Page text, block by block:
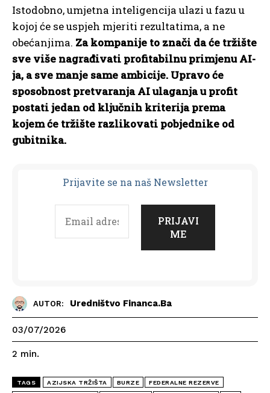
Istodobno, umjetna inteligencija ulazi u fazu u
kojoj će se uspjeh mjeriti rezultatima, a ne
obećanjima. Za kompanije to znači da će tržište
sve više nagrađivati profitabilnu primjenu AI-
ja, a sve manje same ambicije. Upravo će
sposobnost pretvaranja AI ulaganja u profit
postati jedan od ključnih kriterija prema
kojem će tržište razlikovati pobjednike od
gubitnika.
Prijavite se na naš Newsletter
AUTOR: Uredništvo Financa.ba
03/07/2026
2 min.
TAGS AZIJSKA TRŽIŠTA BURZE FEDERALNE REZERVE